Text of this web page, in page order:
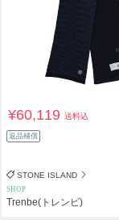
¥60,119送料込
返品補償
STONE ISLAND
SHOP
Trenbe(トレンビ)